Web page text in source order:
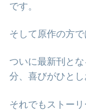
です。
そして原作の方
ついに最新刊と
分、喜びがひとし
それでもストー